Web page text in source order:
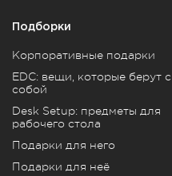
Подборки
Корпоративные подарки
EDC: вещи, которые берут с
собой
Desk Setup: предметы для
рабочего стола
Подарки для него
Подарки для неё